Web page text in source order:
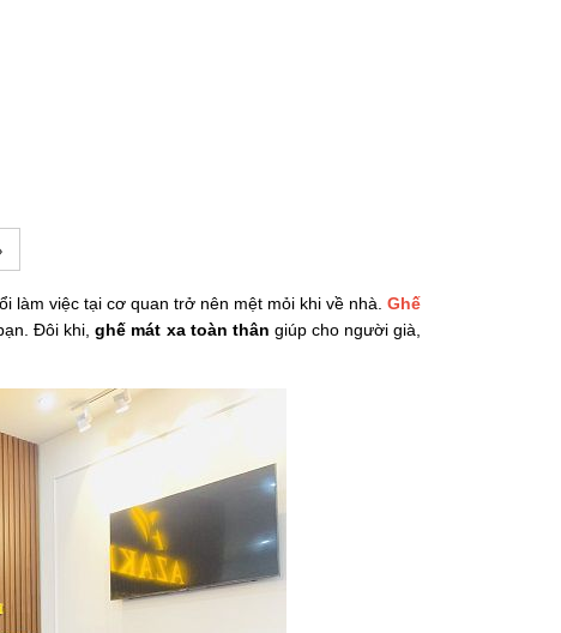
làm việc tại cơ quan trở nên mệt mỏi khi về nhà. Ghế
Đôi khi,ghế mát xa toàn thân giúp cho người già,